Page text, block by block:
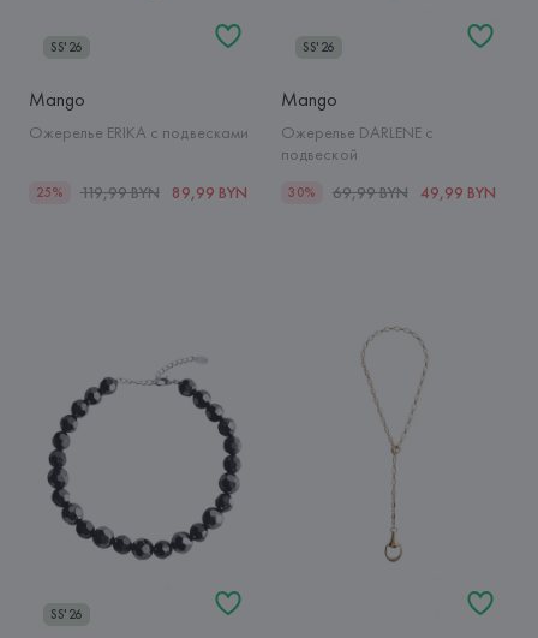
SS'26
Mango
Ожерелье ERIKA с подвесками
25% 119,99 BYN 89,99 BYN
SS'26
Mango
Ожерелье DARLENE с
подвеской
30% 69,99 BYN 49,99 BYN
SS'26